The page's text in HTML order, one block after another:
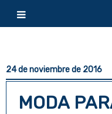
24 de noviembre de 2016
MODA